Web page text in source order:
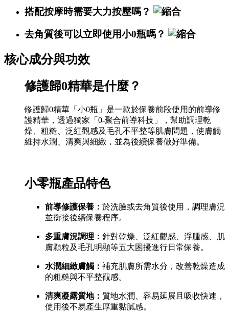
搭配按摩時需要大力按壓嗎？
去角質後可以立即使用小0瓶嗎？
核心成分與功效
修護歸0精華是什麼？
修護歸0精華「小0瓶」是一款於保養前段使用的前導修
護精華，透過獨家「0-聚合前導科技」，幫助調理乾
燥、粗糙、泛紅觀感及毛孔不平整等肌膚問題，使膚觸
維持水潤、清爽與細緻，並為後續保養做好準備。
小零瓶產品特色
前導修護保養： 於洗臉或去角質後使用，調理膚況
並銜接後續保養程序。
多重膚況調理： 針對乾燥、泛紅觀感、浮腫感、肌
膚顆粒及毛孔明顯等五大困擾進行日常保養。
水潤細緻膚觸： 補充肌膚所需水分，改善乾燥造成
的粗糙與不平整觀感。
清爽凝露質地： 質地水潤、容易延展且吸收快速，
使用後不易產生厚重黏膩感。